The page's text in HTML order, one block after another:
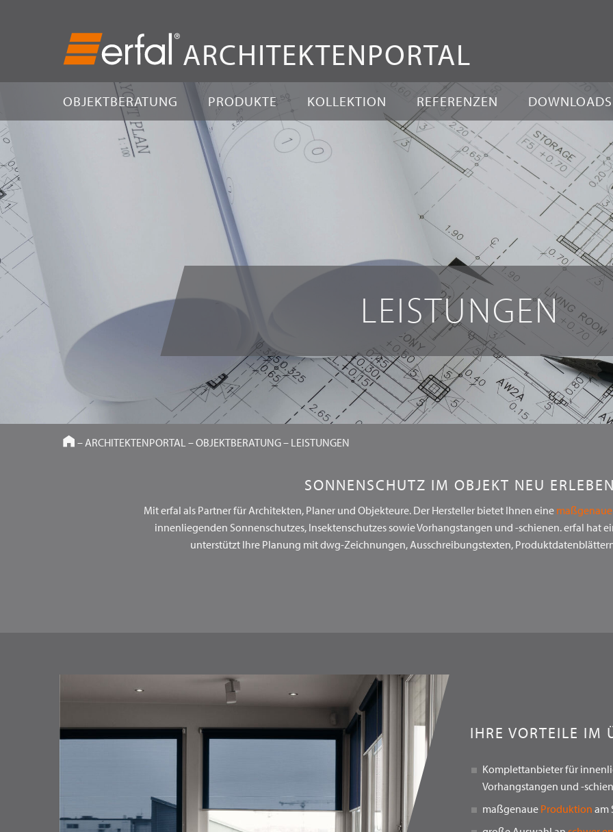
springen
ARCHITEKTENPORTAL
OBJEKTBERATUNG PRODUKTE KOLLEKTION REFERENZEN DOWNLOADS
LEISTUNGEN
HOME
–ARCHITEKTENPORTAL–OBJEKTBERATUNG– LEISTUNGEN
SONNENSCHUTZ IM OBJEKT NEU
Mit erfal als Partner für Architekten, Planer und Objekteure. Der Hersteller bietet Ihnen eine
innenliegenden Sonnenschutzes, Insektenschutzes sowie Vorhangstangen und -schienen. erfal hat
unterstützt Ihre Planung mit dwg-Zeichnungen, Ausschreibungstexten,
IHRE VORTEILE IM
Komplettanbieter für
Vorhangstangen und -
maßgenaue Produktion am